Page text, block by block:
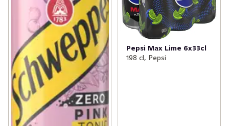
Pepsi Max Lime 6x33cl
198 cl, Pepsi